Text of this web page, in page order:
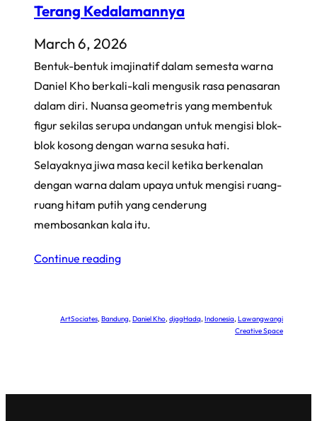
Terang Kedalamannya
March 6, 2026
Bentuk-bentuk imajinatif dalam semesta warna
Daniel Kho berkali-kali mengusik rasa penasaran
dalam diri. Nuansa geometris yang membentuk
figur sekilas serupa undangan untuk mengisi blok-
blok kosong dengan warna sesuka hati.
Selayaknya jiwa masa kecil ketika berkenalan
dengan warna dalam upaya untuk mengisi ruang-
ruang hitam putih yang cenderung
membosankan kala itu.
Continue reading
ArtSociates, Bandung, Daniel Kho, djagHadq, Indonesia, Lawangwangi
Creative Space